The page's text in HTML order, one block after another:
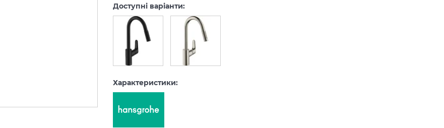
Доступні варіанти:
Характеристики: